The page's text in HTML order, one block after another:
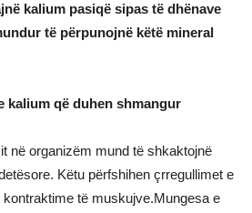
kalium pasiqë sipas të dhënave
të përpunojnë këtë mineral
kalium që duhen shmangur
në organizëm mund të shkaktojnë
Këtu përfshihen çrregullimet e
të muskujve.Mungesa e